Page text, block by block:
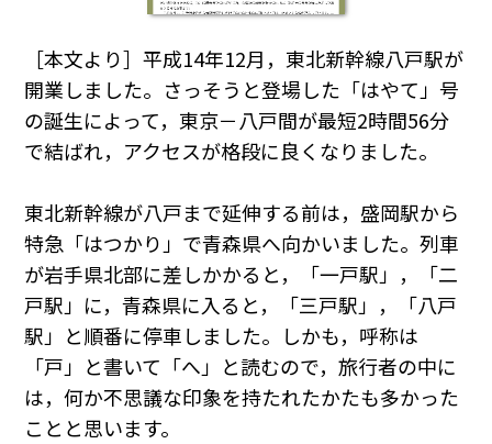
［本文より］平成14年12月，東北新幹線八戸駅が
開業しました。さっそうと登場した「はやて」号
の誕生によって，東京－八戸間が最短2時間56分
で結ばれ，アクセスが格段に良くなりました。
東北新幹線が八戸まで延伸する前は，盛岡駅から
特急「はつかり」で青森県へ向かいました。列車
が岩手県北部に差しかかると，「一戸駅」，「二
戸駅」に，青森県に入ると，「三戸駅」，「八戸
駅」と順番に停車しました。しかも，呼称は
「戸」と書いて「へ」と読むので，旅行者の中に
は，何か不思議な印象を持たれたかたも多かった
ことと思います。